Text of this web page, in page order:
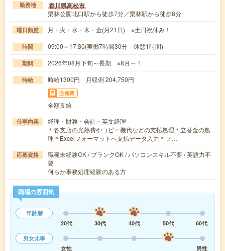
勤務地 香川県高松市
栗林公園北口駅から徒歩7分／栗林駅から徒歩8分
曜日頻度 月・火・水・木・金(月21日) ※土日祝休み！
時間 09:00～17:30(実働7時間30分 休憩1時間)
期間 2026年08月下旬～長期 ※8月～！
時給 時給1300円 月収例 204,750円
交通費
全額支給
仕事内容
経理・財務・会計・英文経理
＊各支店の光熱費やコピー機代などの支払処理＊立替金の処
理＊Excelフォーマットへ支払データ入力＊フ…
応募資格
職種未経験OK / ブランクOK / パソコンスキル不要 / 英語力不
要
何らか事務処理経験のある方
職場の雰囲気
年齢層
20代
30代 40代 50代
60代
男女比率
女性
男性